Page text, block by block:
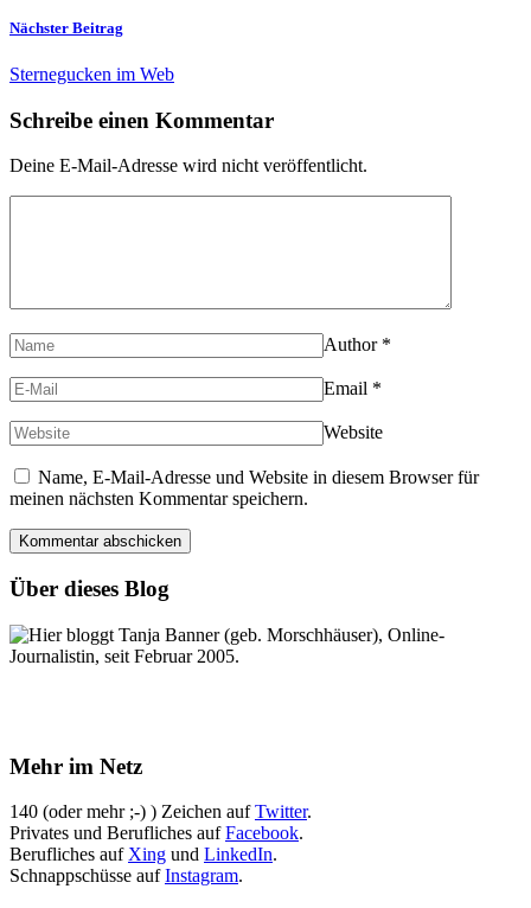
Nächster Beitrag
Sternegucken im Web
Schreibe einen Kommentar
Deine E-Mail-Adresse wird nicht veröffentlicht.
Author *
Email *
Website
Name, E-Mail-Adresse und Website in diesem Browser für
meinen nächsten Kommentar speichern.
Über dieses Blog
Hier bloggt Tanja Banner (geb. Morschhäuser), Online-
Journalistin, seit Februar 2005.
Mehr im Netz
140 (oder mehr ;-) ) Zeichen aufTwitter.
Privates und Berufliches aufFacebook.
Berufliches auf Xing und LinkedIn.
Schnappschüsse aufInstagram.